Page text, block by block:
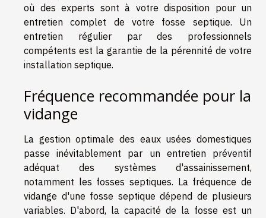
où des experts sont à votre disposition pour un
entretien complet de votre fosse septique. Un
entretien régulier par des professionnels
compétents est la garantie de la pérennité de votre
installation septique.
Fréquence recommandée pour la
vidange
La gestion optimale des eaux usées domestiques
passe inévitablement par un entretien préventif
adéquat des systèmes d'assainissement,
notamment les fosses septiques. La fréquence de
vidange d'une fosse septique dépend de plusieurs
variables. D'abord, la capacité de la fosse est un